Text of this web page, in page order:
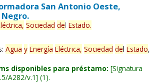
San Antonio Oeste,
Sociedad del Estado.
Agua y Energía Eléctrica, Sociedad del Estado,
disponibles para préstamo: Signatura
A282/v.1 (1).